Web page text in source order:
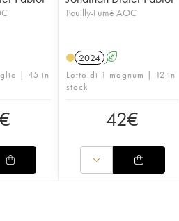
| 45 in
€
Pouilly-Fumé AOC
2024 A
Lotto di 1 magnum | 12 in
stock
42€